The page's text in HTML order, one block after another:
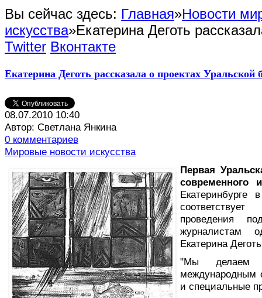
Вы сейчас здесь: Главная»Новости
искусства»Екатерина Деготь
Twitter Вконтакте
Екатерина Деготь рассказала о проектах Уральской
08.07.2010 10:40
Автор: Светлана Янкина
0 комментариев
Мировые новости искусства
Первая
современного
Екатеринбурге
проведения
журналистам
Екатерина
"Мы делаем
международным
и специальные